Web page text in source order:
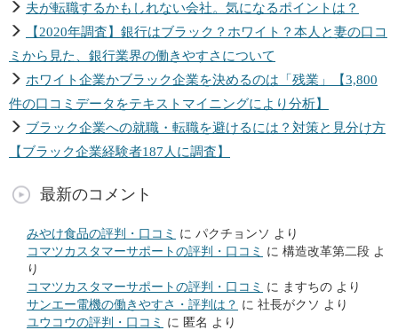
夫が転職するかもしれない会社。気になるポイントは？
【2020年調査】銀行はブラック？ホワイト？本人と妻の口コ
ミから見た、銀行業界の働きやすさについて
ホワイト企業かブラック企業を決めるのは「残業」【3,800
件の口コミデータをテキストマイニングにより分析】
ブラック企業への就職・転職を避けるには？対策と見分け方
【ブラック企業経験者187人に調査】
最新のコメント
みやけ食品の評判・口コミ に パクチョンソ より
コマツカスタマーサポートの評判・口コミ に 構造改革第二段 よ
り
コマツカスタマーサポートの評判・口コミ に ますちの より
サンエー電機の働きやすさ・評判は？ に 社長がクソ より
ユウコウの評判・口コミ に 匿名 より